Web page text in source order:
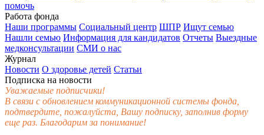
помочь
Работа фонда
Наши программы Социальный центр ШПР Ищут семью
Нашли семью Информация для кандидатов Отчеты Выездные
медконсультации СМИ о нас
Журнал
Новости О здоровье детей Статьи
Подписка на новости
Уважаемые подписчики!
В связи с обновлением коммуникационной системы фонда,
подтвердите, пожалуйста, Вашу подписку, заполнив форму
еще раз. Благодарим за понимание!